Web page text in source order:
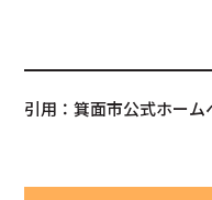
引用：箕面市公式ホーム